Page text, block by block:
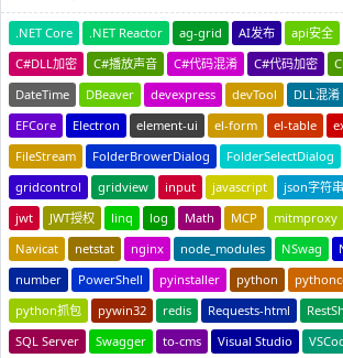
.NET Core .NET Reactor ag-grid AI发布 api安全
C#DLL加密
C#播放声音 C#代码混淆 C#代码加密
DateTime
DBeaver devexpress devTool DLL混淆
EFCore
Electron element-ui el-form el-table
FileStream
FolderBrowerDialog FolderSelectDialog
gridcontrol
gridview input javascript json字符串
jwt
JWT授权 linq log Math MCP mitmproxy
Navicat
netstat nginx node_modules NSwag
number
PowerShell pyinstaller python
python抓包
pywin32 redis Requests-html
SQL Server
Swagger to-cms Visual Studio